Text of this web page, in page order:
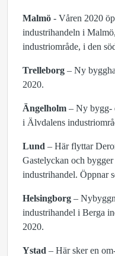
Malmö - Våren 2020
industrihandeln i
industriområde, i den
Trelleborg – Ny
2020.
Ängelholm – Ny bygg-
i Älvdalens
Lund – Här flyttar
Gastelyckan och
industrihandel. Öppnar
Helsingborg –
industrihandel i Berga
2020.
Ystad – Här sker en